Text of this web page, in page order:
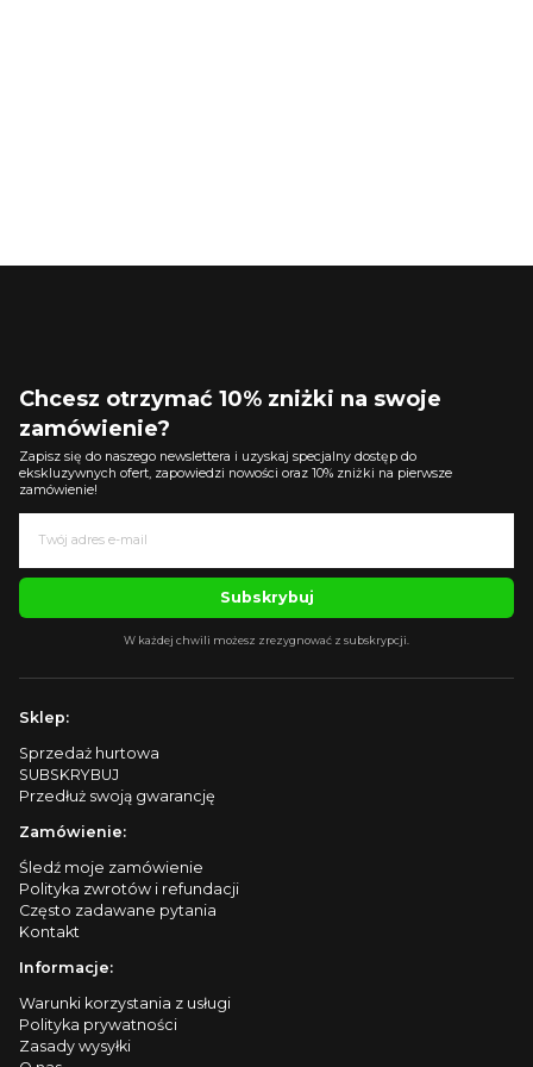
Chcesz otrzymać 10% zniżki na swoje
zamówienie?
Zapisz się do naszego newslettera i uzyskaj specjalny dostęp do
ekskluzywnych ofert, zapowiedzi nowości oraz 10% zniżki na pierwsze
zamówienie!
Subskrybuj
W każdej chwili możesz zrezygnować z subskrypcji.
Sklep:
Sprzedaż hurtowa
SUBSKRYBUJ
Przedłuż swoją gwarancję
Zamówienie:
Śledź moje zamówienie
Polityka zwrotów i refundacji
Często zadawane pytania
Kontakt
Informacje:
Warunki korzystania z usługi
Polityka prywatności
Zasady wysyłki